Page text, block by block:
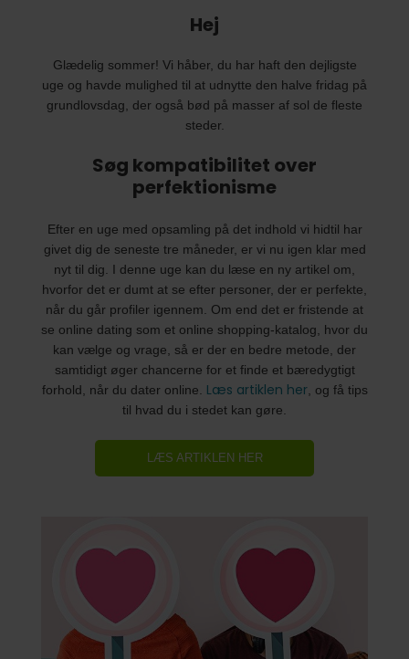
Hej
Glædelig sommer! Vi håber, du har haft den dejligste
uge og havde mulighed til at udnytte den halve fridag på
grundlovsdag, der også bød på masser af sol de fleste
steder.
Søg kompatibilitet over
perfektionisme
Efter en uge med opsamling på det indhold vi hidtil har
givet dig de seneste tre måneder, er vi nu igen klar med
nyt til dig. I denne uge kan du læse en ny artikel om,
hvorfor det er dumt at se efter personer, der er perfekte,
når du går profiler igennem. Om end det er fristende at
se online dating som et online shopping-katalog, hvor du
kan vælge og vrage, så er der en bedre metode, der
samtidigt øger chancerne for et finde et bæredygtigt
forhold, når du dater online. Læs artiklen her, og få tips
til hvad du i stedet kan gøre.
LÆS ARTIKLEN HER